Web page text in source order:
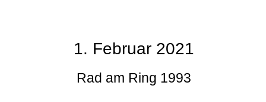
1. Februar 2021
Rad am Ring 1993